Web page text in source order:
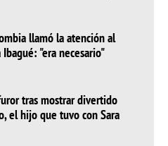
llamó la atención al
"era necesario"
tras mostrar divertido
el hijo que tuvo con Sara